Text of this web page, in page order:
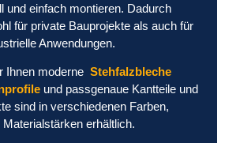
und einfach montieren. Dadurch
für private Bauprojekte als auch für
Anwendungen.
Ihnen moderne Stehfalzbleche
und passgenaue Kantteile und
sind in verschiedenen Farben,
erhältlich.